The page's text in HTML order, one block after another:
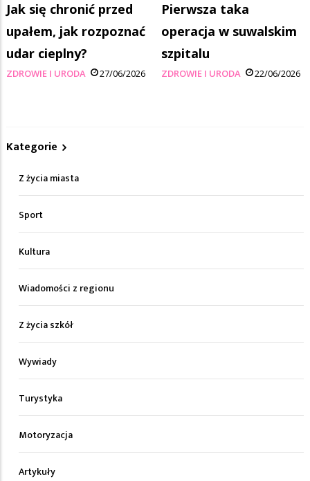
Jak się chronić przed
upałem, jak rozpoznać
udar cieplny?
ZDROWIE I URODA 27/06/2026
Pierwsza taka
operacja w suwalskim
szpitalu
ZDROWIE I URODA 22/06/2026
Kategorie
Z życia miasta
Sport
Kultura
Wiadomości z regionu
Z życia szkół
Wywiady
Turystyka
Motoryzacja
Artykuły